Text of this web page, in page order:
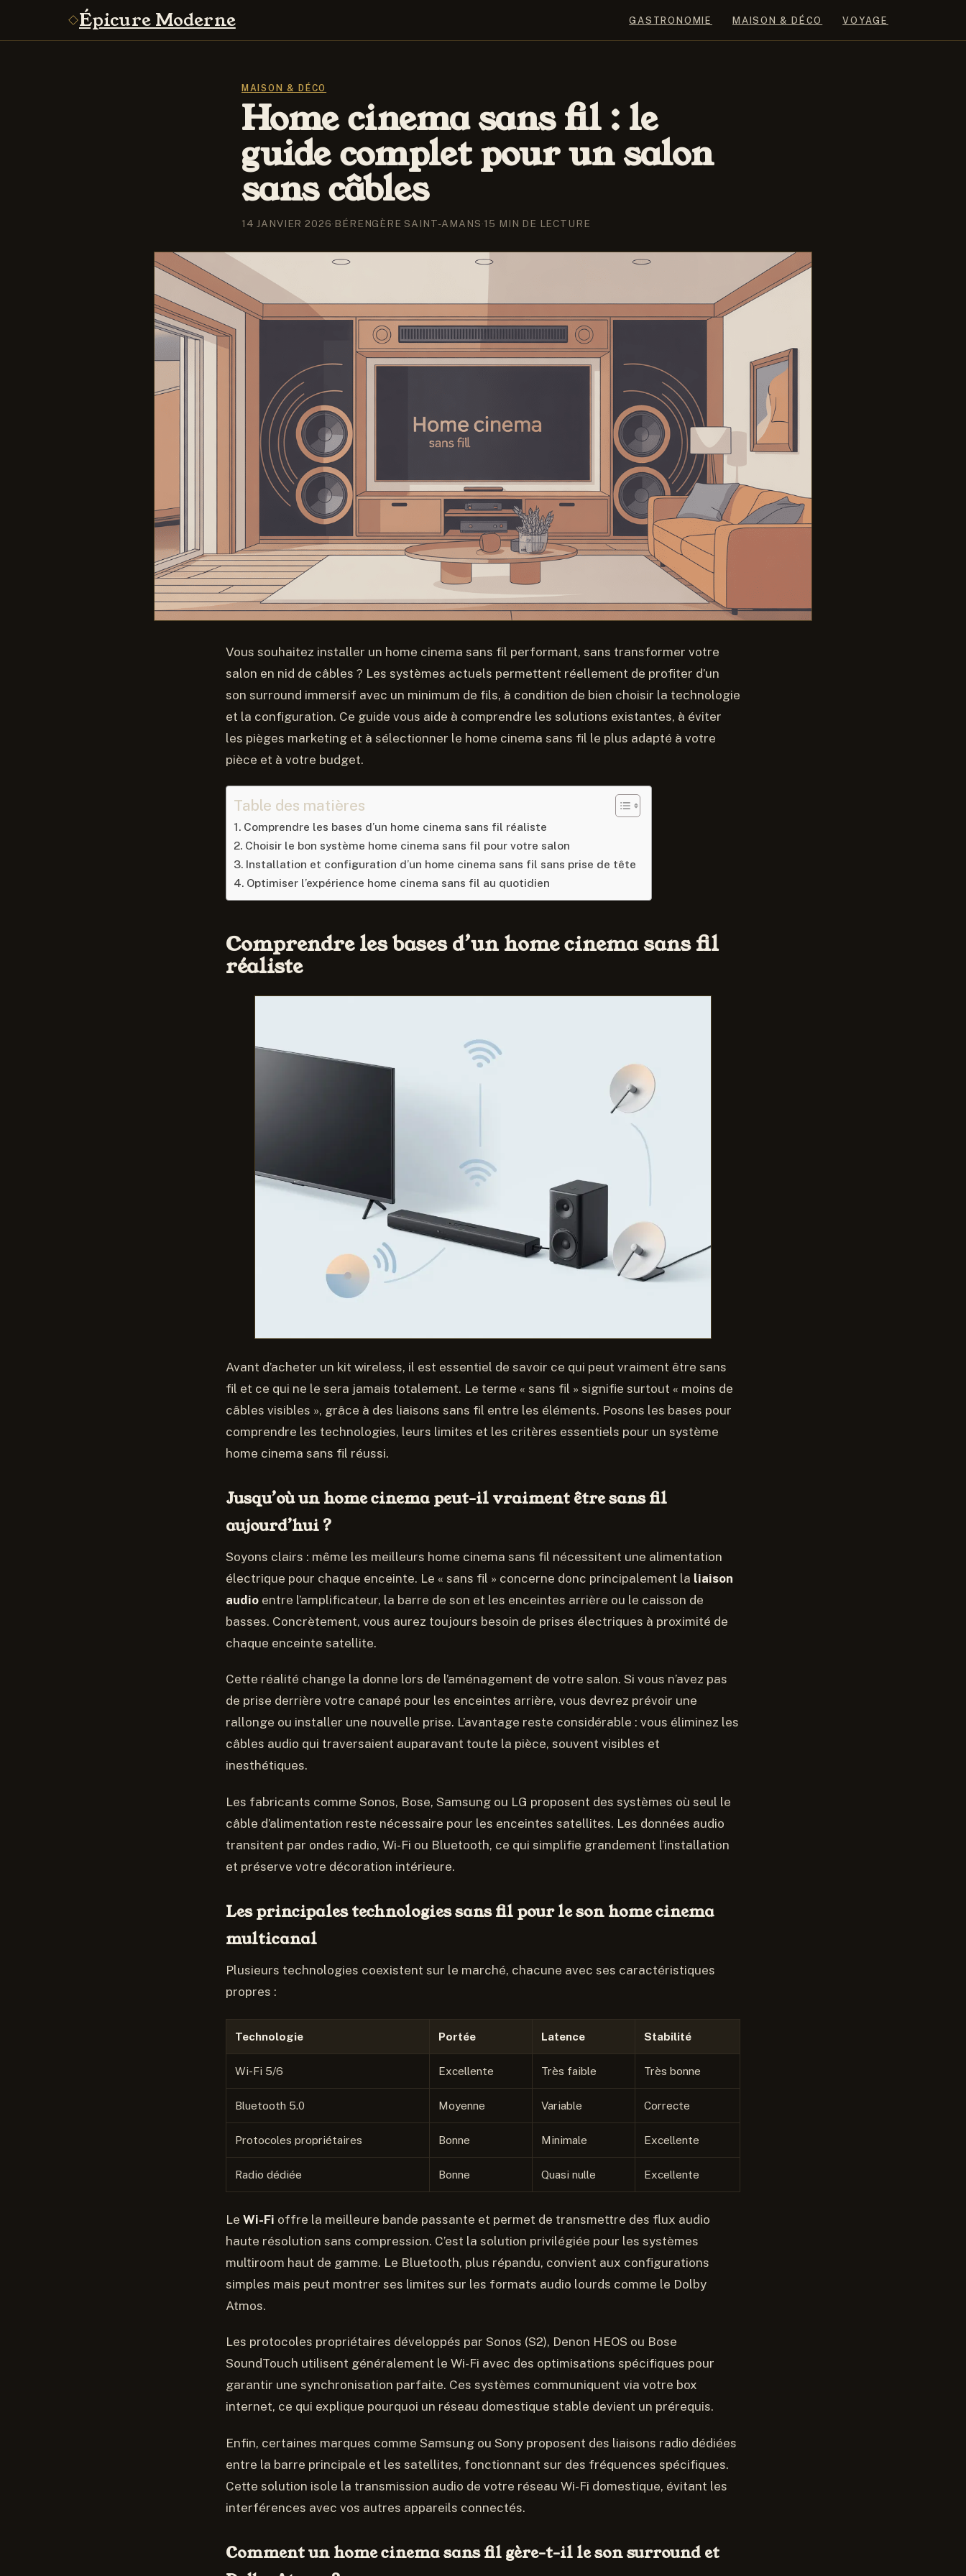
Épicure Moderne GASTRONOMIE MAISON & DÉCO VOYAGE
MAISON & DÉCO
Home cinema sans fil : le
guide complet pour un salon
sans câbles
14 JANVIER 2026·BÉRENGÈRE SAINT-AMANS·15 MIN DE LECTURE
Vous souhaitez installer un home cinema sans fil performant, sans transformer votre
salon en nid de câbles ? Les systèmes actuels permettent réellement de profiter d’un
son surround immersif avec un minimum de fils, à condition de bien choisir la technologie
et la configuration. Ce guide vous aide à comprendre les solutions existantes, à éviter
les pièges marketing et à sélectionner le home cinema sans fil le plus adapté à votre
pièce et à votre budget.
Table des matières
Comprendre les bases d’un home cinema sans fil réaliste
Choisir le bon système home cinema sans fil pour votre salon
Installation et configuration d’un home cinema sans fil sans prise de tête
Optimiser l’expérience home cinema sans fil au quotidien
Comprendre les bases d’un home cinema sans fil
réaliste
Avant d’acheter un kit wireless, il est essentiel de savoir ce qui peut vraiment être sans
fil et ce qui ne le sera jamais totalement. Le terme « sans fil » signifie surtout « moins de
câbles visibles », grâce à des liaisons sans fil entre les éléments. Posons les bases pour
comprendre les technologies, leurs limites et les critères essentiels pour un système
home cinema sans fil réussi.
Jusqu’où un home cinema peut-il vraiment être sans fil
aujourd’hui ?
Soyons clairs : même les meilleurs home cinema sans fil nécessitent une alimentation
électrique pour chaque enceinte. Le « sans fil » concerne donc principalement la liaison
audio entre l’amplificateur, la barre de son et les enceintes arrière ou le caisson de
basses. Concrètement, vous aurez toujours besoin de prises électriques à proximité de
chaque enceinte satellite.
Cette réalité change la donne lors de l’aménagement de votre salon. Si vous n’avez pas
de prise derrière votre canapé pour les enceintes arrière, vous devrez prévoir une
rallonge ou installer une nouvelle prise. L’avantage reste considérable : vous éliminez les
câbles audio qui traversaient auparavant toute la pièce, souvent visibles et
inesthétiques.
Les fabricants comme Sonos, Bose, Samsung ou LG proposent des systèmes où seul le
câble d’alimentation reste nécessaire pour les enceintes satellites. Les données audio
transitent par ondes radio, Wi-Fi ou Bluetooth, ce qui simplifie grandement l’installation
et préserve votre décoration intérieure.
Les principales technologies sans fil pour le son home cinema
multicanal
Plusieurs technologies coexistent sur le marché, chacune avec ses caractéristiques
propres :
Technologie Portée Latence Stabilité
Wi-Fi 5/6 Excellente Très faible Très bonne
Bluetooth 5.0 Moyenne Variable Correcte
Protocoles propriétaires Bonne Minimale Excellente
Radio dédiée Bonne Quasi nulle Excellente
Le Wi-Fi offre la meilleure bande passante et permet de transmettre des flux audio
haute résolution sans compression. C’est la solution privilégiée pour les systèmes
multiroom haut de gamme. Le Bluetooth, plus répandu, convient aux configurations
simples mais peut montrer ses limites sur les formats audio lourds comme le Dolby
Atmos.
Les protocoles propriétaires développés par Sonos (S2), Denon HEOS ou Bose
SoundTouch utilisent généralement le Wi-Fi avec des optimisations spécifiques pour
garantir une synchronisation parfaite. Ces systèmes communiquent via votre box
internet, ce qui explique pourquoi un réseau domestique stable devient un prérequis.
Enfin, certaines marques comme Samsung ou Sony proposent des liaisons radio dédiées
entre la barre principale et les satellites, fonctionnant sur des fréquences spécifiques.
Cette solution isole la transmission audio de votre réseau Wi-Fi domestique, évitant les
interférences avec vos autres appareils connectés.
Comment un home cinema sans fil gère-t-il le son surround et